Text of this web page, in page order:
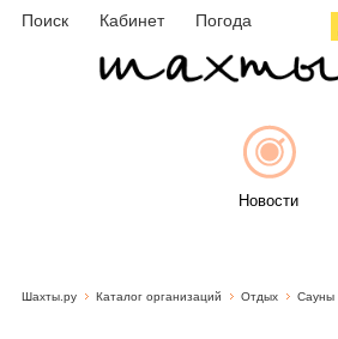
Поиск Кабинет Погода
Новости
Шахты.ру Каталог организаций Отдых Сауны